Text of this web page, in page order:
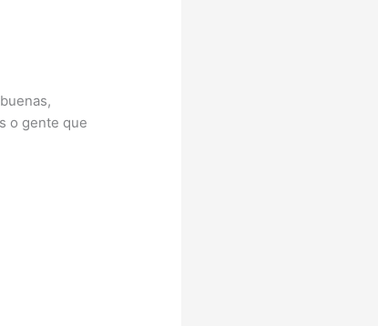
o gente que